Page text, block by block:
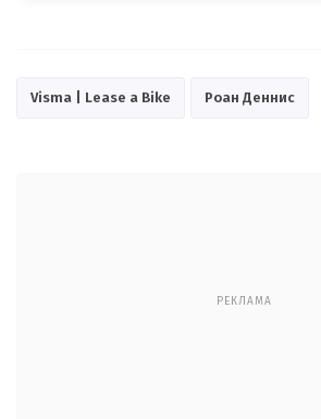
Visma | Lease a Bike Роан Деннис
РЕКЛАМА